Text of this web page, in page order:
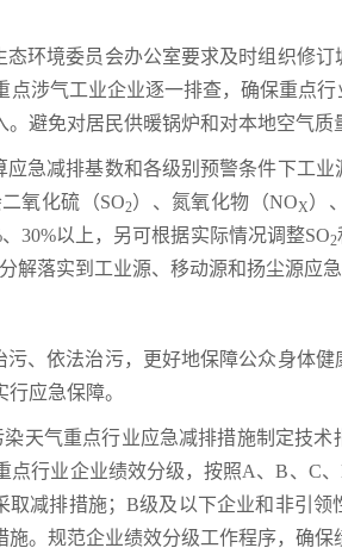
环境委员会办公室要求及时组织修
涉气工业企业逐一排查，确保重点
避免对居民供暖锅炉和对本地空气质
急减排基数和各级别预警条件下工
氧化硫（SO2）、氮氧化物（NOX）
30%以上，另可根据实际情况调整SO2
解落实到工业源、移动源和扬尘源应急
、依法治污，更好地保障公众身体
应急保障。
天气重点行业应急减排措施制定技
行业企业绩效分级，按照A、B、C
减排措施；B级及以下企业和非引
。规范企业绩效分级工作程序，确保